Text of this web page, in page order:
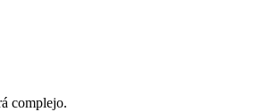
complejo.